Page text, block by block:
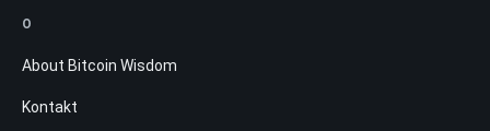
O
About Bitcoin Wisdom
Kontakt